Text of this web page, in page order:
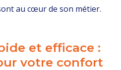
au cœur de son métier.
et efficace :
votre confort